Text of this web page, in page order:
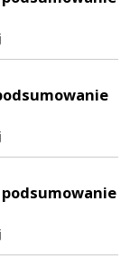
podsumowanie